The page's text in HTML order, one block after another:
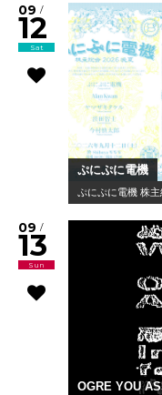
09 /
12
Sat
ぷにぷに電機
ぷにぷに電機 株
09 /
13
Sun
OGRE YOU